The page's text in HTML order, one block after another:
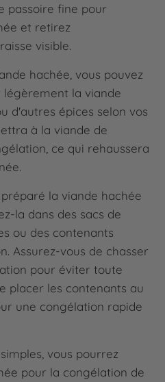
passoire fine pour
et retirez
visible.
hachée, vous pouvez
légèrement la viande
d'autres épices selon vos
à la viande de
ce qui rehaussera
la viande hachée
la dans des sacs de
ou des contenants
Assurez-vous de chasser
pour éviter toute
placer les contenants au
une congélation rapide
vous pourrez
pour la congélation de